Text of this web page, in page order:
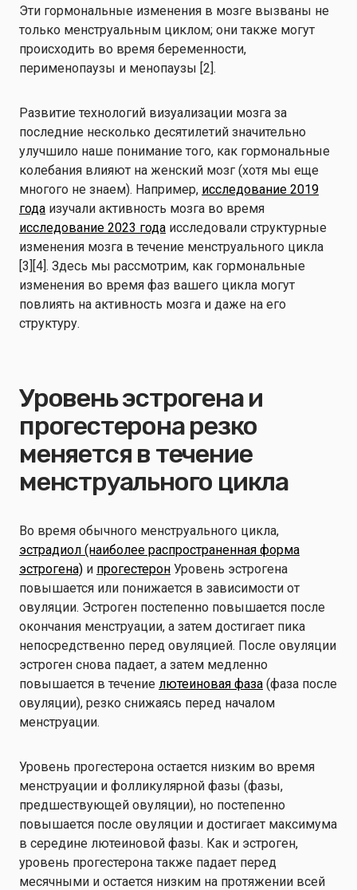
Эти гормональные изменения в мозге вызваны не
только менструальным циклом; они также могут
происходить во время беременности,
перименопаузы и менопаузы [2].
Развитие технологий визуализации мозга за
последние несколько десятилетий значительно
улучшило наше понимание того, как гормональные
колебания влияют на женский мозг (хотя мы еще
многого не знаем). Например, исследование 2019
года изучали активность мозга во время
исследование 2023 года исследовали структурные
изменения мозга в течение менструального цикла
[3][4]. Здесь мы рассмотрим, как гормональные
изменения во время фаз вашего цикла могут
повлиять на активность мозга и даже на его
структуру.
Уровень эстрогена и
прогестерона резко
меняется в течение
менструального цикла
Во время обычного менструального цикла,
эстрадиол (наиболее распространенная форма
эстрогена) и прогестерон Уровень эстрогена
повышается или понижается в зависимости от
овуляции. Эстроген постепенно повышается после
окончания менструации, а затем достигает пика
непосредственно перед овуляцией. После овуляции
эстроген снова падает, а затем медленно
повышается в течение лютеиновая фаза (фаза после
овуляции), резко снижаясь перед началом
менструации.
Уровень прогестерона остается низким во время
менструации и фолликулярной фазы (фазы,
предшествующей овуляции), но постепенно
повышается после овуляции и достигает максимума
в середине лютеиновой фазы. Как и эстроген,
уровень прогестерона также падает перед
месячными и остается низким на протяжении всей